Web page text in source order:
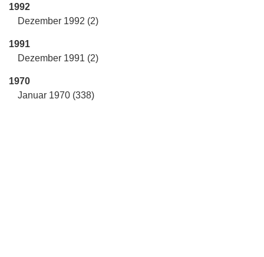
1992
Dezember 1992 (2)
1991
Dezember 1991 (2)
1970
Januar 1970 (338)